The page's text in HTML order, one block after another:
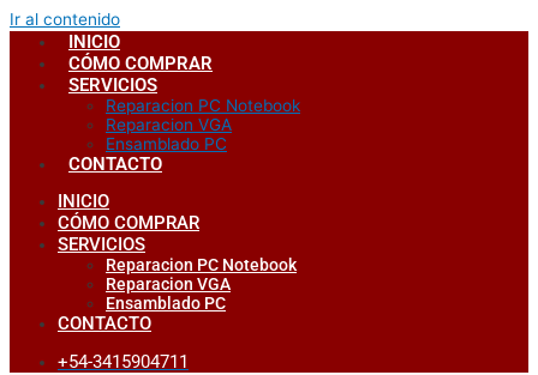
Ir al contenido
INICIO
CÓMO COMPRAR
SERVICIOS
Reparacion PC Notebook
Reparacion VGA
Ensamblado PC
CONTACTO
INICIO
CÓMO COMPRAR
SERVICIOS
Reparacion PC Notebook
Reparacion VGA
Ensamblado PC
CONTACTO
+54-3415904711